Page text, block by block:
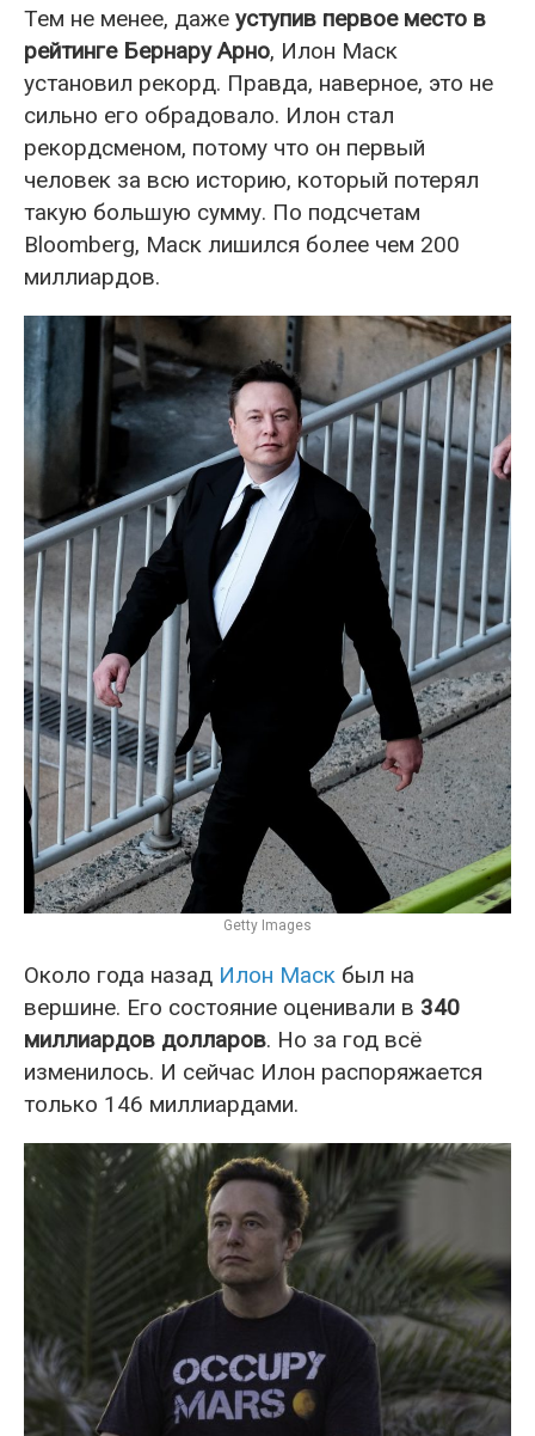
Тем не менее, даже уступив первое место в
рейтинге Бернару Арно, Илон Маск
установил рекорд. Правда, наверное, это не
сильно его обрадовало. Илон стал
рекордсменом, потому что он первый
человек за всю историю, который потерял
такую большую сумму. По подсчетам
Bloomberg, Маск лишился более чем 200
миллиардов.
Getty Images
Около года назад Илон Маск был на
вершине. Его состояние оценивали в 340
миллиардов долларов. Но за год всё
изменилось. И сейчас Илон распоряжается
только 146 миллиардами.